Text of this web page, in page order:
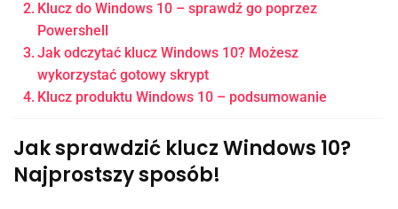
Klucz do Windows 10 – sprawdź go poprzez
Powershell
Jak odczytać klucz Windows 10? Możesz
wykorzystać gotowy skrypt
Klucz produktu Windows 10 – podsumowanie
Jak sprawdzić klucz Windows 10?
Najprostszy sposób!